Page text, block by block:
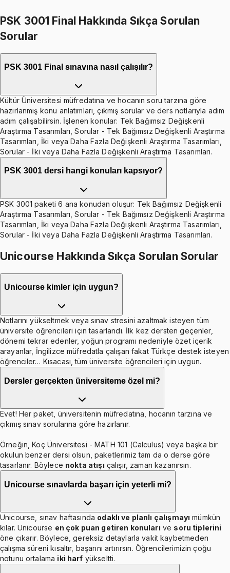
PSK 3001 Final Hakkında Sıkça Sorulan
Sorular
PSK 3001 Final sınavına nasıl çalışılır?
Kültür Üniversitesi müfredatına ve hocanın soru tarzına göre
hazırlanmış konu anlatımları, çıkmış sorular ve ders notlarıyla adım
adım çalışabilirsin. İşlenen konular: Tek Bağımsız Değişkenli
Araştırma Tasarımları, Sorular - Tek Bağımsız Değişkenli Araştırma
Tasarımları, İki veya Daha Fazla Değişkenli Araştırma Tasarımları,
Sorular - İki veya Daha Fazla Değişkenli Araştırma Tasarımları.
PSK 3001 dersi hangi konuları kapsıyor?
PSK 3001 paketi 6 ana konudan oluşur: Tek Bağımsız Değişkenli
Araştırma Tasarımları, Sorular - Tek Bağımsız Değişkenli Araştırma
Tasarımları, İki veya Daha Fazla Değişkenli Araştırma Tasarımları,
Sorular - İki veya Daha Fazla Değişkenli Araştırma Tasarımları.
Unicourse Hakkında Sıkça Sorulan Sorular
Unicourse kimler için uygun?
Notlarını yükseltmek veya sınav stresini azaltmak isteyen tüm
üniversite öğrencileri için tasarlandı. İlk kez dersten geçenler,
dönemi tekrar edenler, yoğun programı nedeniyle özet içerik
arayanlar, İngilizce müfredatla çalışan fakat Türkçe destek isteyen
öğrenciler… Kısacası, tüm üniversite öğrencileri için uygun.
Dersler gerçekten üniversiteme özel mi?
Evet! Her paket, üniversitenin müfredatına, hocanın tarzına ve
çıkmış sınav sorularına göre hazırlanır.
Örneğin, Koç Üniversitesi - MATH 101 (Calculus) veya başka bir
okulun benzer dersi olsun, paketlerimiz tam da o derse göre
tasarlanır. Böylece nokta atışı çalışır, zaman kazanırsın.
Unicourse sınavlarda başarı için yeterli mi?
Unicourse, sınav haftasında odaklı ve planlı çalışmayı mümkün
kılar. Unicourse en çok puan getiren konuları ve soru tiplerini
öne çıkarır. Böylece, gereksiz detaylarla vakit kaybetmeden
çalışma süreni kısaltır, başarını artırırsın. Öğrencilerimizin çoğu
notunu ortalama iki harf yükseltti.